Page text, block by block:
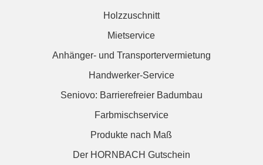
Holzzuschnitt
Mietservice
Anhänger- und Transportervermietung
Handwerker-Service
Seniovo: Barrierefreier Badumbau
Farbmischservice
Produkte nach Maß
Der HORNBACH Gutschein